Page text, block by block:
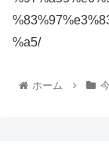
%a5/
ホーム